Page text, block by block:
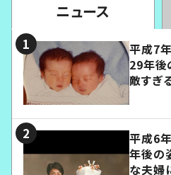
ニュース
平成7
29年後
敵すぎ
平成6
年後の
な夫婦